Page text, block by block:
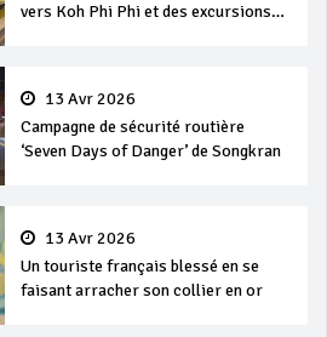
vers Koh Phi Phi et des excursions
13 Avr 2026
Campagne de sécurité routière
‘Seven Days of Danger’ de Songkran
13 Avr 2026
Un touriste français blessé en se
faisant arracher son collier en or